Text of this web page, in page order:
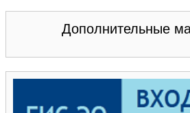
Дополнительные